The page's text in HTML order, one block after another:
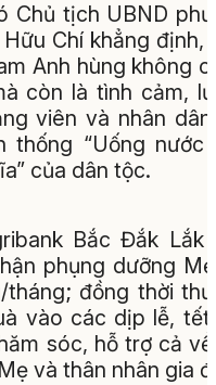
Chủ tịch UBND
Chí khẳng định,
Anh hùng không
còn là tình cảm,
viên và nhân
thống “Uống nước
của dân tộc.
Bắc Đắk Lắk
phụng dưỡng
đồng thời
vào các dịp lễ,
sóc, hỗ trợ cả
và thân nhân gia